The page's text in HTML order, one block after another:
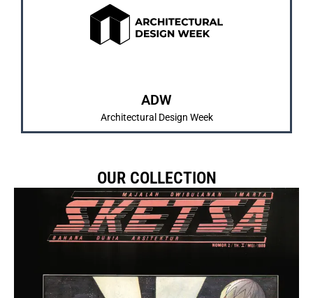
ADW
Architectural Design Week
IMARTA dan SKETSA sebagai bentuk pembelajaran
dan pengenalan karya mahasiswa/i.
OUR COLLECTION